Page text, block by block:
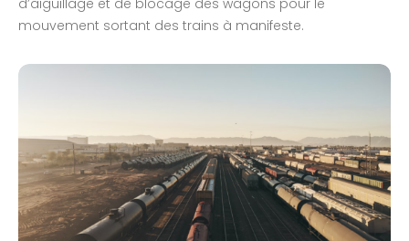
mouvement sortant des trains à manifeste.